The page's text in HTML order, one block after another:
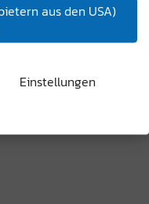
4
aus den USA)
Einstellungen